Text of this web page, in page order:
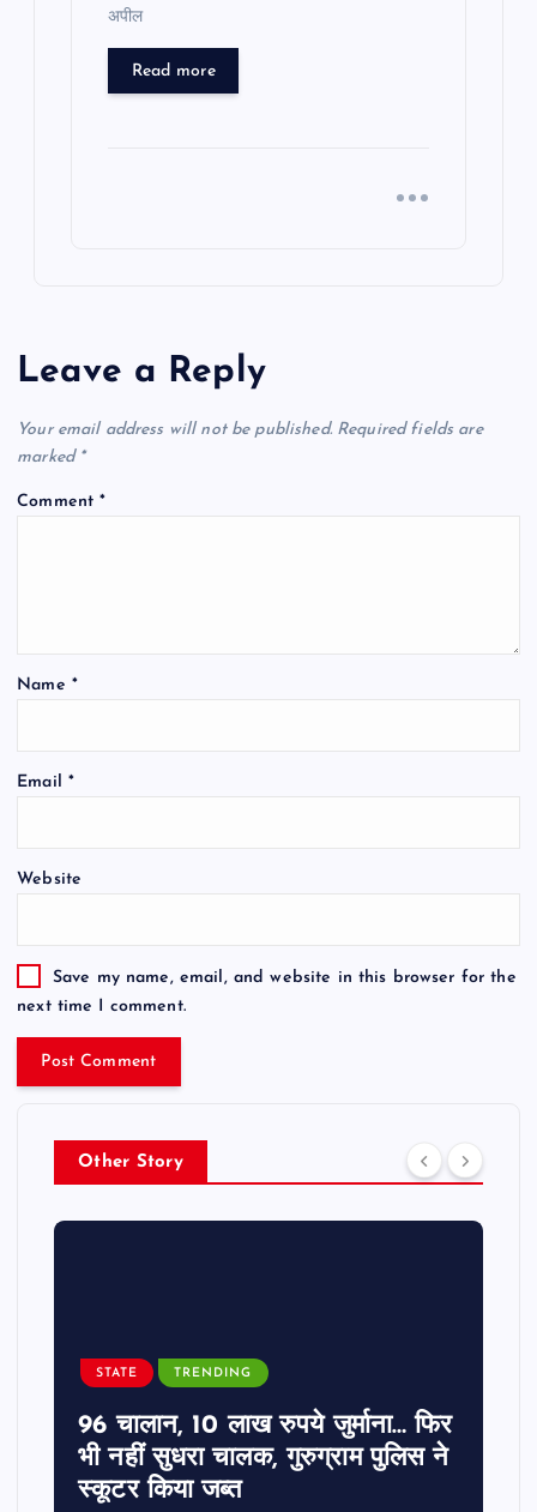
अपील
Read more
Leave a Reply
Your email address will not be published. Required fields are
marked *
Comment*
Name *
Email *
Website
Save my name, email, and website in this browser for the
next time I comment.
Other Story
STATE TRENDING
96 चालान, 10 लाख रुपये जुर्माना… फिर
भी नहीं सुधरा चालक, गुरुग्राम पुलिस ने
स्कूटर किया जब्त